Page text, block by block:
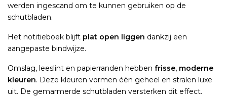
werden ingescand om te kunnen gebruiken op de
schutbladen.
Het notitieboek blijft plat open liggen dankzij een
aangepaste bindwijze.
Omslag, leeslint en papierranden hebben frisse, moderne
kleuren. Deze kleuren vormen één geheel en stralen luxe
uit. De gemarmerde schutbladen versterken dit effect.